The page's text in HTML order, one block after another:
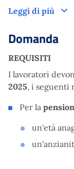
Leggi di più
Domanda
REQUISITI
I lavoratori
2025, i seguenti
Per la
un'età